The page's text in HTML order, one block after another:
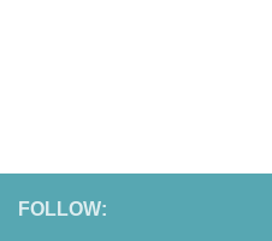
FOLLOW: